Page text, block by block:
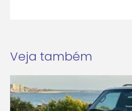
Veja também